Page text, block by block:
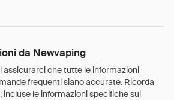
da Newvaping
assicurarci che tutte le informazioni
frequenti siano accurate. Ricorda
le informazioni specifiche sui